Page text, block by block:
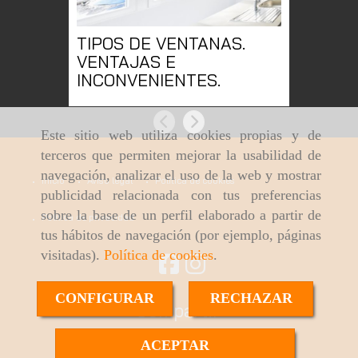
Este sitio web utiliza cookies propias y de
terceros que permiten mejorar la usabilidad de
navegación, analizar el uso de la web y mostrar
publicidad relacionada con tus preferencias
sobre la base de un perfil elaborado a partir de
tus hábitos de navegación (por ejemplo, páginas
visitadas). Política de cookies.
CONFIGURAR RECHAZAR
ACEPTAR
TIPOS DE VENTANAS.
VENTAJAS E
INCONVENIENTES.
poco a
en el
una
AnteriorSiguiente
Inicio Aviso legal Política de cookies
Política de privacidad
Compartir: